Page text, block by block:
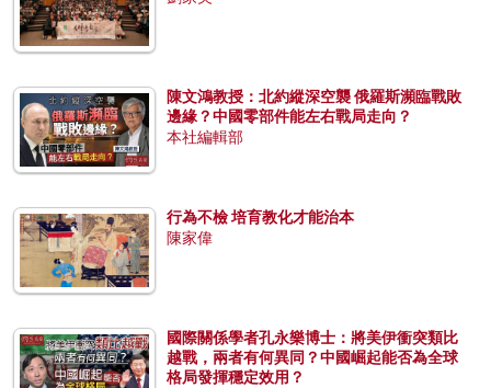
陳文鴻教授：北約縱深空襲 俄羅斯瀕臨戰敗
邊緣？中國零部件能左右戰局走向？
本社編輯部
行為不檢 培育教化才能治本
陳家偉
國際關係學者孔永樂博士：將美伊衝突類比
越戰，兩者有何異同？中國崛起能否為全球
格局發揮穩定效用？